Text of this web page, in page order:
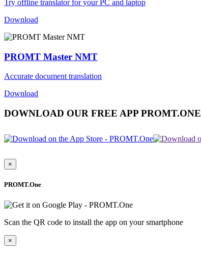
Try offline translator for your PC and laptop
Download
PROMT Master NMT
Accurate document translation
Download
DOWNLOAD OUR FREE APP PROMT.ONE
×
PROMT.One
Scan the QR code to install the app on your smartphone
×